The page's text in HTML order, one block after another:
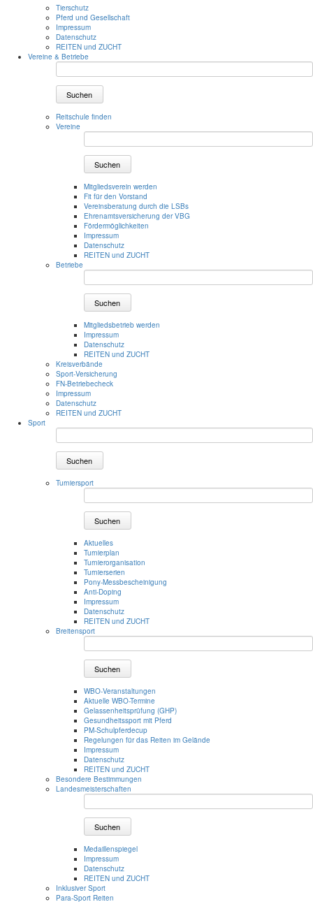
Tierschutz
Pferd und Gesellschaft
Impressum
Datenschutz
REITEN und ZUCHT
Vereine & Betriebe
Suchen
Reitschule finden
Vereine
Suchen
Mitgliedsverein werden
Fit für den Vorstand
Vereinsberatung durch die LSBs
Ehrenamtsversicherung der VBG
Fördermöglichkeiten
Impressum
Datenschutz
REITEN und ZUCHT
Betriebe
Suchen
Mitgliedsbetrieb werden
Impressum
Datenschutz
REITEN und ZUCHT
Kreisverbände
Sport-Versicherung
FN-Betriebecheck
Impressum
Datenschutz
REITEN und ZUCHT
Sport
Suchen
Turniersport
Suchen
Aktuelles
Turnierplan
Turnierorganisation
Turnierserien
Pony-Messbescheinigung
Anti-Doping
Impressum
Datenschutz
REITEN und ZUCHT
Breitensport
Suchen
WBO-Veranstaltungen
Aktuelle WBO-Termine
Gelassenheitsprüfung (GHP)
Gesundheitssport mit Pferd
PM-Schulpferdecup
Regelungen für das Reiten im Gelände
Impressum
Datenschutz
REITEN und ZUCHT
Besondere Bestimmungen
Landesmeisterschaften
Suchen
Medaillenspiegel
Impressum
Datenschutz
REITEN und ZUCHT
Inklusiver Sport
Para-Sport Reiten